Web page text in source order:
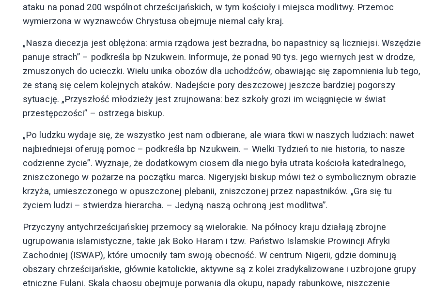
ataku na ponad 200 wspólnot chrześcijańskich, w tym kościoły i miejsca modlitwy. Przemoc
wymierzona w wyznawców Chrystusa obejmuje niemal cały kraj.
„Nasza diecezja jest oblężona: armia rządowa jest bezradna, bo napastnicy są liczniejsi. Wszędzie
panuje strach” – podkreśla bp Nzukwein. Informuje, że ponad 90 tys. jego wiernych jest w drodze,
zmuszonych do ucieczki. Wielu unika obozów dla uchodźców, obawiając się zapomnienia lub tego,
że staną się celem kolejnych ataków. Nadejście pory deszczowej jeszcze bardziej pogorszy
sytuację. „Przyszłość młodzieży jest zrujnowana: bez szkoły grozi im wciągnięcie w świat
przestępczości” – ostrzega biskup.
„Po ludzku wydaje się, że wszystko jest nam odbierane, ale wiara tkwi w naszych ludziach: nawet
najbiedniejsi oferują pomoc – podkreśla bp Nzukwein. – Wielki Tydzień to nie historia, to nasze
codzienne życie”. Wyznaje, że dodatkowym ciosem dla niego była utrata kościoła katedralnego,
zniszczonego w pożarze na początku marca. Nigeryjski biskup mówi też o symbolicznym obrazie
krzyża, umieszczonego w opuszczonej plebanii, zniszczonej przez napastników. „Gra się tu
życiem ludzi – stwierdza hierarcha. – Jedyną naszą ochroną jest modlitwa”.
Przyczyny antychrześcijańskiej przemocy są wielorakie. Na północy kraju działają zbrojne
ugrupowania islamistyczne, takie jak Boko Haram i tzw. Państwo Islamskie Prowincji Afryki
Zachodniej (ISWAP), które umocniły tam swoją obecność. W centrum Nigerii, gdzie dominują
obszary chrześcijańskie, głównie katolickie, aktywne są z kolei zradykalizowane i uzbrojone grupy
etniczne Fulani. Skala chaosu obejmuje porwania dla okupu, napady rabunkowe, niszczenie